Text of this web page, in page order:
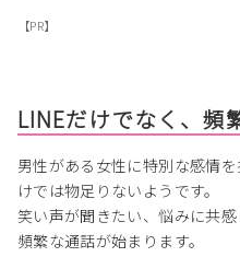
【PR】
LINEだけでなく、頻
男性がある女性に特別な感情
けでは物足りないようです。
笑い声が聞きたい、悩みに共
頻繁な通話が始まります。